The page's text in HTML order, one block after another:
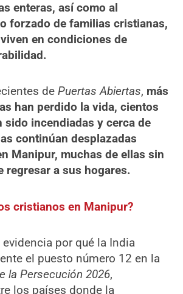
enteras, así como al
forzado de familias cristianas,
en condiciones de
dePuertas Abiertas, más
han perdido la vida, cientos
sido incendiadas y cerca de
continúan desplazadas
Manipur, muchas de ellas sin
regresar a sus hogares.
cristianos en Manipur?
por qué la India
el puesto número 12 en la
la Persecución 2026,
los países donde la